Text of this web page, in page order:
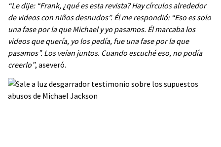
“Le dije: “Frank, ¿qué es esta revista? Hay círculos alrededor
de videos con niños desnudos”. Él me respondió: “Eso es solo
una fase por la que Michael y yo pasamos. Él marcaba los
videos que quería, yo los pedía, fue una fase por la que
pasamos”. Los veían juntos. Cuando escuché eso, no podía
creerlo”, aseveró.